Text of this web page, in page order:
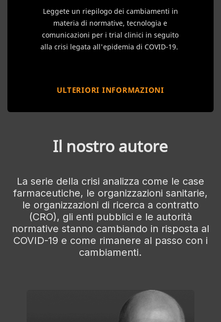
Leggete un riepilogo dei cambiamenti in
materia di normative, tecnologia e
comunicazioni per i trial clinici in seguito
alla crisi legata all'epidemia di COVID-19.
ULTERIORI INFORMAZIONI
Il nostro autore
La serie della crisi analizza come le case
farmaceutiche, le organizzazioni sanitarie,
le organizzazioni di ricerca a contratto
(CRO), gli enti pubblici e le autorità
normative stanno cambiando in risposta al
COVID-19 e come rimanere al passo con i
cambiamenti.